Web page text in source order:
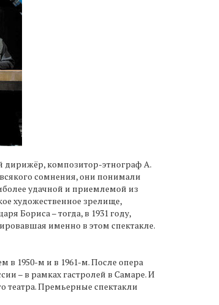
дирижёр, композитор-этнограф А.
сомнения, они понимали
удачной и приемлемой из
художественное зрелище,
Бориса – тогда, в 1931 году,
именно в этом спектакле.
в 1950-м и в 1961-м. После опера
– в рамках гастролей в Самаре. И
театра. Премьерные спектакли